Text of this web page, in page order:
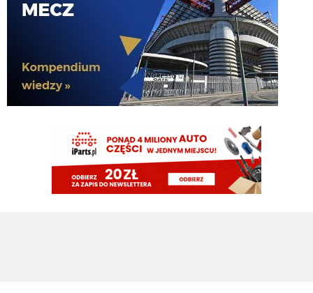
G3nesis
07.08.2026 19:15
FENDI_SOSA 07.08.2026 18:56
Adriano ty already dead a nie forever he xd
Adriano_forever 07.08.2026 18:30
mnie też zbanował za danie reakcji haha na jego ostatnie stanowisko które
było ostatnie ostatnim ostatniejsze i najostatniejsze